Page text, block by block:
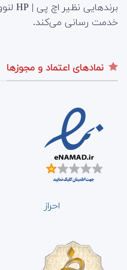
خدمت رسانی می‌کند.
نمادهای اعتماد و مجوزها
احراز